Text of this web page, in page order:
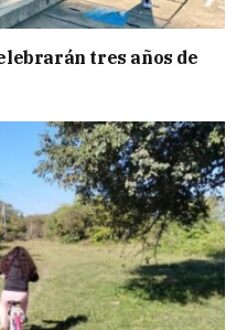
tres años de